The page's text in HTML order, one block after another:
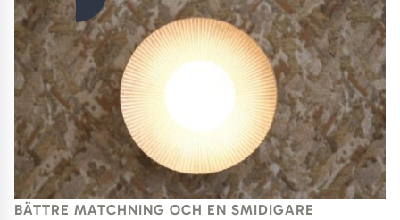
BÄTTRE MATCHNING OCH EN SMIDIGARE